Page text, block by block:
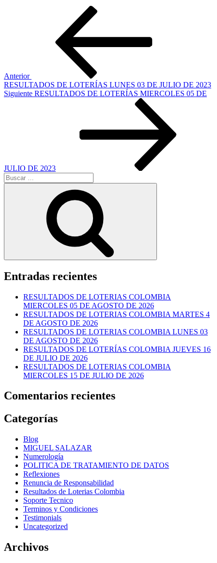
Anterior
RESULTADOS DE LOTERÍAS LUNES 03 DE JULIO DE 2023
Siguiente
Siguiente RESULTADOS DE LOTERÍAS MIERCOLES 05 DE
JULIO DE 2023
Buscar
por:
Entradas recientes
RESULTADOS DE LOTERIAS COLOMBIA
MIERCOLES 05 DE AGOSTO DE 2026
RESULTADOS DE LOTERIAS COLOMBIA MARTES 4
DE AGOSTO DE 2026
RESULTADOS DE LOTERIAS COLOMBIA LUNES 03
DE AGOSTO DE 2026
RESULTADOS DE LOTERÍAS COLOMBIA JUEVES 16
DE JULIO DE 2026
RESULTADOS DE LOTERIAS COLOMBIA
MIERCOLES 15 DE JULIO DE 2026
Comentarios recientes
Categorías
Blog
MIGUEL SALAZAR
Numerología
POLITICA DE TRATAMIENTO DE DATOS
Reflexiones
Renuncia de Responsabilidad
Resultados de Loterias Colombia
Soporte Tecnico
Terminos y Condiciones
Testimonials
Uncategorized
Archivos